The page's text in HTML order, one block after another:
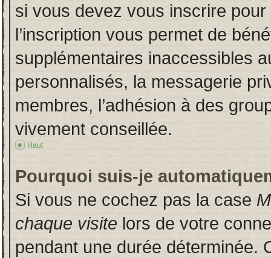
si vous devez vous inscrire
l’inscription vous permet de
supplémentaires inaccessibles
personnalisés, la messagerie
membres, l’adhésion à des
vivement conseillée.
Haut
Pourquoi suis-je
Si vous ne cochez pas la case
chaque visite lors de votre
pendant une durée déterminée.